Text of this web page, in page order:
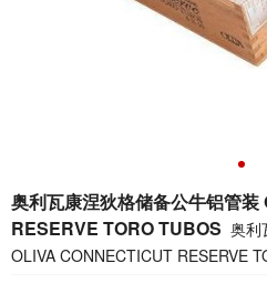
奥利瓦康涅狄格储备公牛铝管
RESERVE TORO TUBOS 奥利
OLIVA CONNECTICUT RESERVE